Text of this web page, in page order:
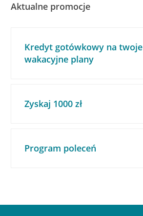
Aktualne promocje
Kredyt gotówkowy na twoje
wakacyjne plany
Zyskaj 1000 zł
Program poleceń